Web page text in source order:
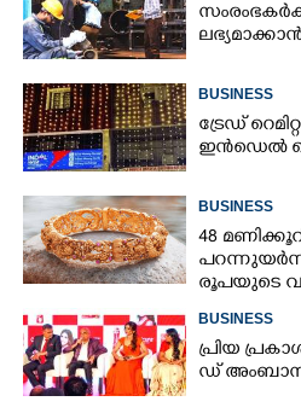
BUSINESS
ട്രേഡ്
ഇൻഡെൽ
BUSINESS
48
രൂപയുടെ
BUSINESS
പ്രി​യ​
ഡ്